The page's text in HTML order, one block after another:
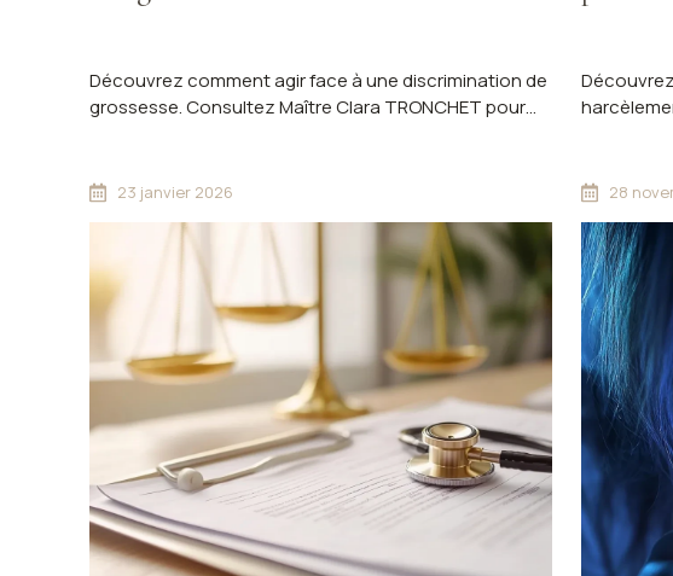
Découvrez comment agir face à une discrimination de
grossesse. Consultez Maître Clara TRONCHET pour
23 janvier 2026 28